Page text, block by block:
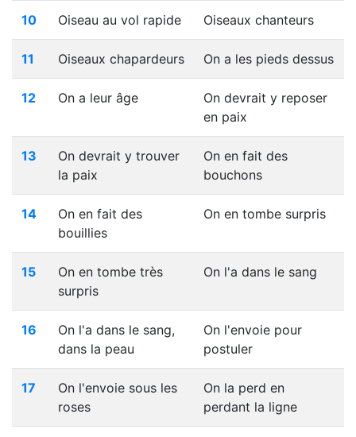
10 Oiseau au vol rapide Oiseaux chanteurs
11 Oiseaux chapardeurs On a les pieds dessus
12 On a leur âge
On devrait y reposer
en paix
13
On devrait y trouver
la paix
On en fait des
bouchons
14
On en fait des
bouillies
On en tombe surpris
15
On en tombe très
surpris
On l'a dans le sang
16
On l'a dans le sang,
dans la peau
On l'envoie pour
postuler
17
On l'envoie sous les
roses
On la perd en
perdant la ligne